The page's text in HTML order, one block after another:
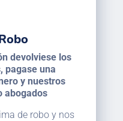
devolviese los
pagase una
y nuestros
abogados
de robo y nos